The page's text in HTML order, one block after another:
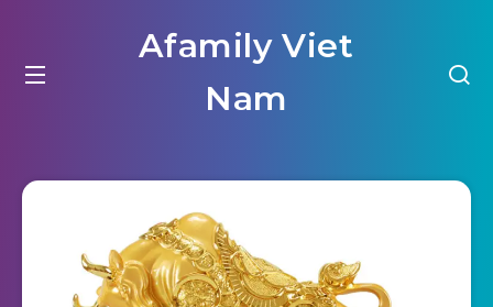
Afamily Viet
Nam